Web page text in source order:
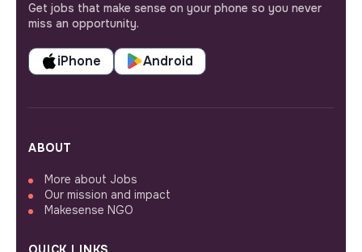
Get jobs that make sense on your phone so you never
miss an opportunity.
iPhone Android
ABOUT
More about Jobs
Our mission and impact
Makesense NGO